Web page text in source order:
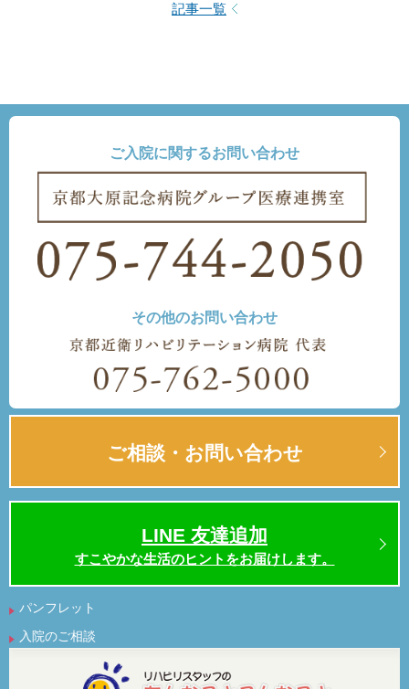
記事一覧
ご入院に関するお問い合わせ
その他のお問い合わせ
ご相談・お問い合わせ
LINE 友達追加
すこやかな生活のヒントをお届けします。
パンフレット
入院のご相談